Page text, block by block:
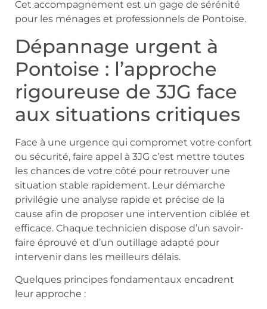
Cet accompagnement est un gage de sérénité
pour les ménages et professionnels de Pontoise.
Dépannage urgent à
Pontoise : l’approche
rigoureuse de 3JG face
aux situations critiques
Face à une urgence qui compromet votre confort
ou sécurité, faire appel à 3JG c’est mettre toutes
les chances de votre côté pour retrouver une
situation stable rapidement. Leur démarche
privilégie une analyse rapide et précise de la
cause afin de proposer une intervention ciblée et
efficace. Chaque technicien dispose d’un savoir-
faire éprouvé et d’un outillage adapté pour
intervenir dans les meilleurs délais.
Quelques principes fondamentaux encadrent
leur approche :